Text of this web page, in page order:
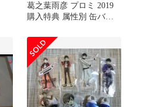
葛之葉雨彦 プロミ 2019
購入特典 属性別 缶バッ